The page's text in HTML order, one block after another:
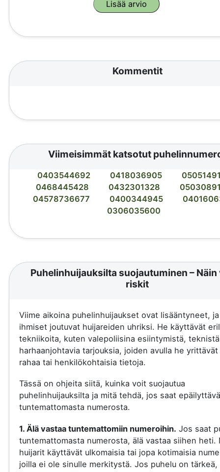
Kommentit
Viimeisimmät katsotut
0403544692 0418036905
0468445428
0432301328
04578736677
0400344945
0306035600
Puhelinhuijauksilta suojautuminen – Näin
riskit
Viime aikoina puhelinhuijaukset ovat lisääntyneet,
ihmiset joutuvat huijareiden uhriksi. He käyttävät
tekniikoita, kuten valepoliisina esiintymistä,
harhaanjohtavia tarjouksia, joiden avulla he yrittävät
rahaa tai henkilökohtaisia tietoja.
Tässä on ohjeita siitä, kuinka voit suojautua
puhelinhuijauksilta ja mitä tehdä, jos saat
tuntemattomasta numerosta.
1. Älä vastaa tuntemattomiin numeroihin. Jos saat
tuntemattomasta numerosta, älä vastaa siihen heti.
huijarit käyttävät ulkomaisia tai jopa kotimaisia
joilla ei ole sinulle merkitystä. Jos puhelu on